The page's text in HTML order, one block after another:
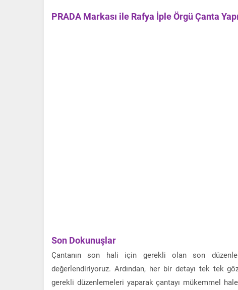
PRADA Markası ile Rafya İple Örgü Çanta
Son Dokunuşlar
Çantanın son hali için gerekli olan son
değerlendiriyoruz. Ardından, her bir detayı tek tek
gerekli düzenlemeleri yaparak çantayı mükemmel